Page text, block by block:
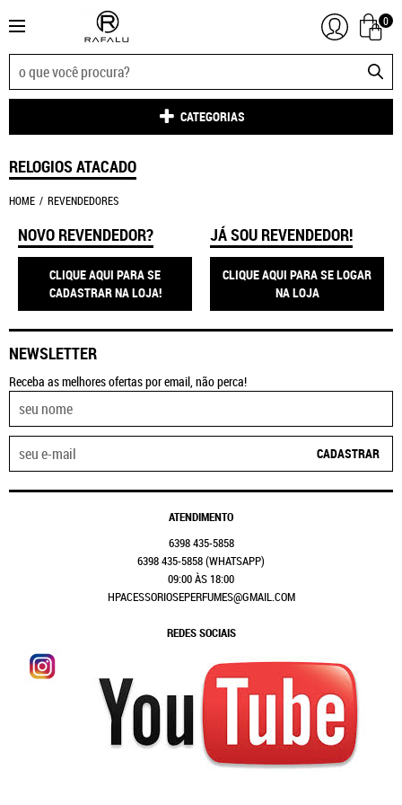
0
CATEGORIAS
RELOGIOS ATACADO
HOME REVENDEDORES
NOVO REVENDEDOR?
CLIQUE AQUI PARA SE
CADASTRAR NA LOJA!
JÁ SOU REVENDEDOR!
CLIQUE AQUI PARA SE LOGAR
NA LOJA
NEWSLETTER
Receba as melhores ofertas por email, não perca!
CADASTRAR
ATENDIMENTO
6398435-5858
6398435-5858(WHATSAPP)
09:00 ÀS 18:00
HPACESSORIOSEPERFUMES@GMAIL.COM
REDES SOCIAIS